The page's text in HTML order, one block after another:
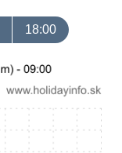
18:00